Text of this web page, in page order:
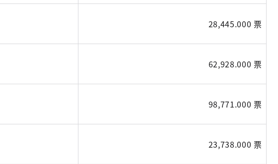
28,445.000 票
62,928.000 票
98,771.000 票
23,738.000 票